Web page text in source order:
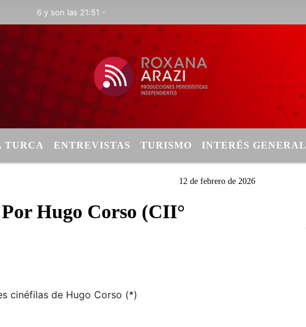
y son las 21:51 -
TURCA ENTREVISTAS TURISMO INTERÉS GENERAL
12 de febrero de 2026
Hugo Corso (CII°
cinéfilas de Hugo Corso (*)